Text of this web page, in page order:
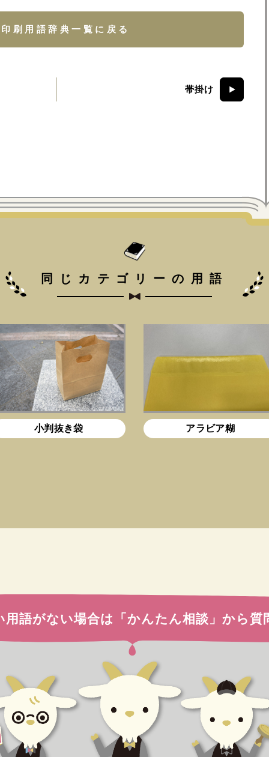
印刷用語辞典一覧に戻る
帯掛け
同じカテゴリーの用語
小判抜き袋 アラビア糊
用語がない場合は 「かんたん相談」から質